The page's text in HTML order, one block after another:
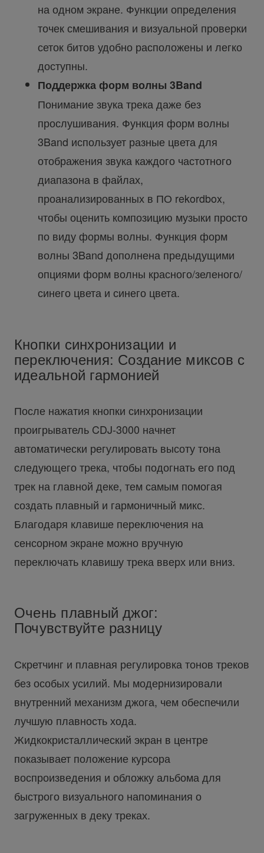
на одном экране. Функции определения
точек смешивания и визуальной проверки
сеток битов удобно расположены и легко
доступны.
Поддержка форм волны 3Band
Понимание звука трека даже без
прослушивания. Функция форм волны
3Band использует разные цвета для
отображения звука каждого частотного
диапазона в файлах,
проанализированных в ПО rekordbox,
чтобы оценить композицию музыки просто
по виду формы волны. Функция форм
волны 3Band дополнена предыдущими
опциями форм волны красного/зеленого/
синего цвета и синего цвета.
Кнопки синхронизации и
переключения: Создание миксов с
идеальной гармонией
После нажатия кнопки синхронизации
проигрыватель CDJ-3000 начнет
автоматически регулировать высоту тона
следующего трека, чтобы подогнать его под
трек на главной деке, тем самым помогая
создать плавный и гармоничный микс.
Благодаря клавише переключения на
сенсорном экране можно вручную
переключать клавишу трека вверх или вниз.
Очень плавный джог:
Почувствуйте разницу
Скретчинг и плавная регулировка тонов треков
без особых усилий. Мы модернизировали
внутренний механизм джога, чем обеспечили
лучшую плавность хода.
Жидкокристаллический экран в центре
показывает положение курсора
воспроизведения и обложку альбома для
быстрого визуального напоминания о
загруженных в деку треках.